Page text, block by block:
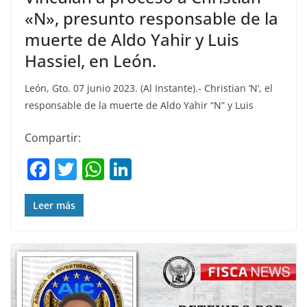
«N», presunto responsable de la
muerte de Aldo Yahir y Luis
Hassiel, en León.
León, Gto. 07 junio 2023. (Al Instante).- Christian ‘N’, el
responsable de la muerte de Aldo Yahir “N” y Luis
Compartir:
F
a
c
b
o
o
T
w
itt
W
A
p
p
dI
n
Leer más